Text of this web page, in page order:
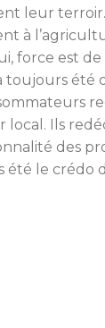
leur
à
force est
toujours été
local. Ils
des
le crédo